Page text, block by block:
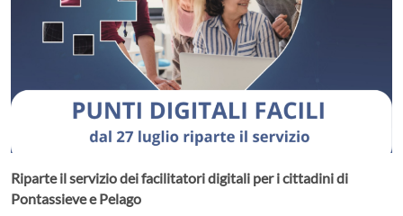
Riparte il servizio dei facilitatori digitali per i cittadini di
Pontassieve e Pelago